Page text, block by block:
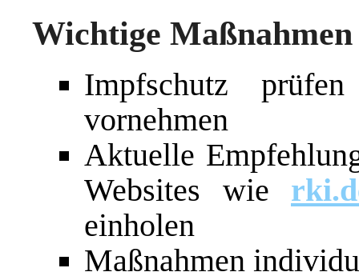
Wichtige
Impfschutz
vornehmen
Aktuelle
Websites wie
einholen
Maßnahmen